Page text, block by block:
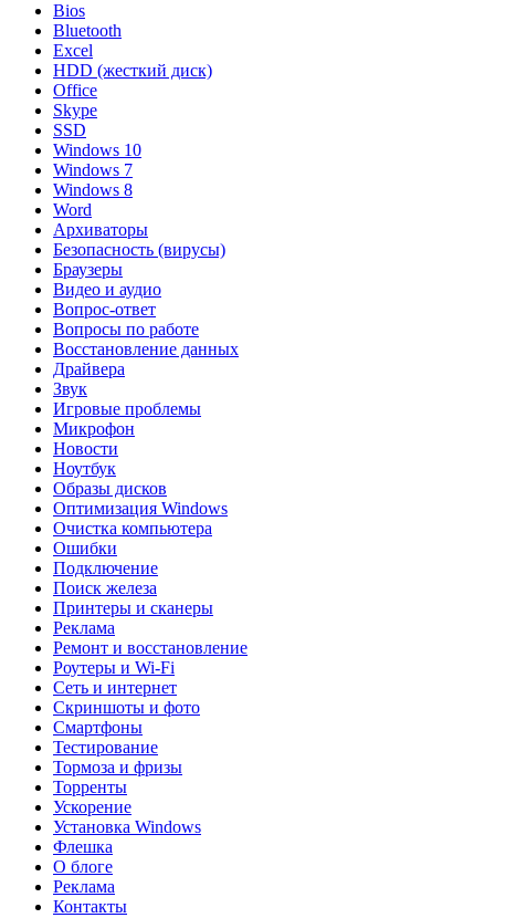
Bios
Bluetooth
Excel
HDD (жесткий диск)
Office
Skype
SSD
Windows 10
Windows 7
Windows 8
Word
Архиваторы
Безопасность (вирусы)
Браузеры
Видео и аудио
Вопрос-ответ
Вопросы по работе
Восстановление данных
Драйвера
Звук
Игровые проблемы
Микрофон
Новости
Ноутбук
Образы дисков
Оптимизация Windows
Очистка компьютера
Ошибки
Подключение
Поиск железа
Принтеры и сканеры
Реклама
Ремонт и восстановление
Роутеры и Wi-Fi
Сеть и интернет
Скриншоты и фото
Смартфоны
Тестирование
Тормоза и фризы
Торренты
Ускорение
Установка Windows
Флешка
О блоге
Реклама
Контакты